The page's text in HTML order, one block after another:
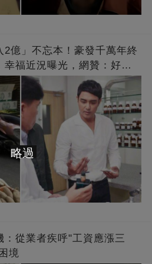
2億」不忘本！豪發千萬年終
福近況曝光，網贊：好老
：從業者疾呼"工資應漲三
境
略過